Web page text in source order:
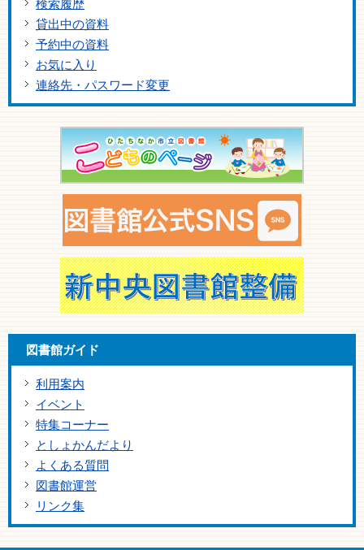
検索履歴
貸出中の資料
予約中の資料
お気に入り
連絡先・パスワード変更
図書館ガイド
利用案内
イベント
特集コーナー
としょかんだより
よくある質問
図書館運営
リンク集